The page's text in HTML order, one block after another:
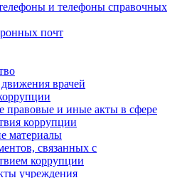
и телефоны справочных
почт
врачей
правовые и иные акты в сфере
коррупции
материалы
связанных с
коррупции
учреждения